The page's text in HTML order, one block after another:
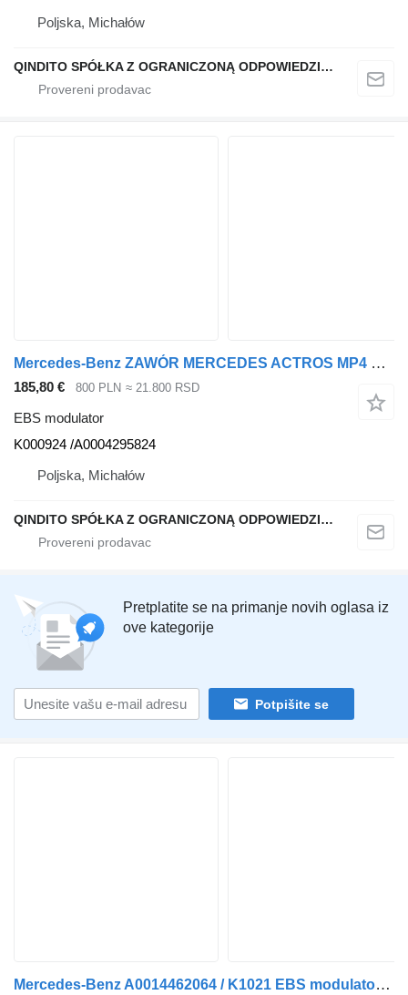
Poljska, Michałów
QINDITO SPÓŁKA Z OGRANICZONĄ ODPOWIEDZIALNOŚCIĄ
Mercedes-Benz ZAWÓR MERCEDES ACTROS MP4 K000924 /A0004295824 EBS modulator za Mercedes-Benz Actros MP4 tegljača
185,80 € 800 PLN ≈ 21.800 RSD
EBS modulator
K000924 /A0004295824
Poljska, Michałów
QINDITO SPÓŁKA Z OGRANICZONĄ ODPOWIEDZIALNOŚCIĄ
Pretplatite se na primanje novih oglasa iz
ove kategorije
Potpišite se
Mercedes-Benz A0014462064 / K1021 EBS modulator za Mercedes-Benz ACTROS MP4 tegljača